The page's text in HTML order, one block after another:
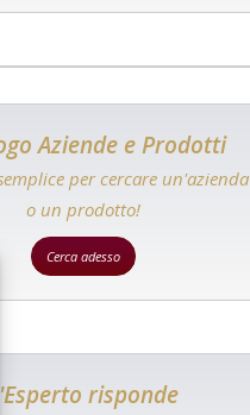
Aziende e Prodotti
per cercare un'azienda
o un prodotto!
Cerca adesso
L'Esperto risponde